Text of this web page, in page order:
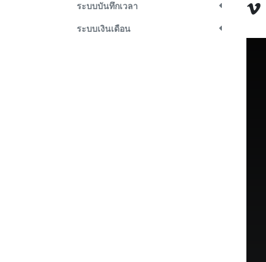
ระบบบันทึกเวลา
ระบบเงินเดือน